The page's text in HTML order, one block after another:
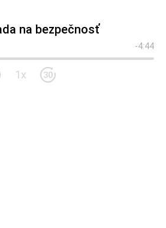
na bezpečnosť
-4:44